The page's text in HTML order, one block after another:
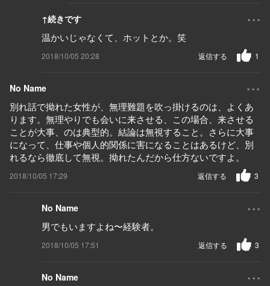
↑続きです ...
温かいじゃなくて、ホットとか。笑
2018/10/05 20:28 1
返信する
No Name ...
別れ話で拗れた女性が、無理難題を吹っ掛けるのは、よくあ
ります。無理やりでも会いに来させる、この場合、来させる
ことが大事、のは典型的。結論は無視すること。さらに大事
になって、仕事や個人的関係に害になることはあるけど、別
れるなら徹底して無視。拗れたんだから仕方ないですよ。
2018/10/05 17:29 3
返信する
No Name ...
男でもいますよね〜経験者。
2018/10/05 17:51 3
返信する
No Name ...